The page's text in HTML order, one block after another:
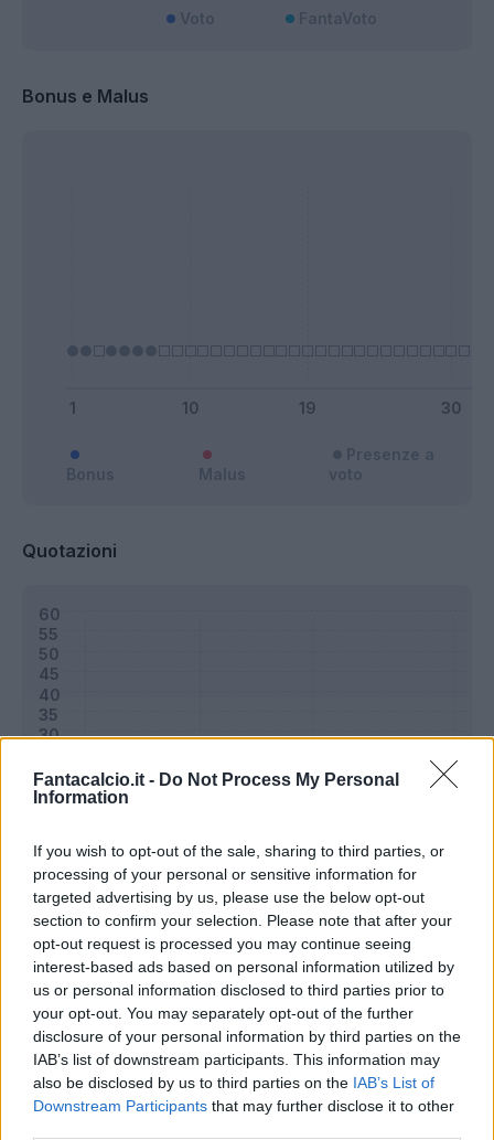
Fantacalcio.it - Do Not Process My Personal
Information
If you wish to opt-out of the sale, sharing to third parties, or
processing of your personal or sensitive information for
targeted advertising by us, please use the below opt-out
section to confirm your selection. Please note that after your
opt-out request is processed you may continue seeing
interest-based ads based on personal information utilized by
us or personal information disclosed to third parties prior to
your opt-out. You may separately opt-out of the further
disclosure of your personal information by third parties on the
IAB’s list of downstream participants. This information may
also be disclosed by us to third parties on the IAB’s List of
Downstream Participants that may further disclose it to other
Bonus e Malus
Quotazioni
Classic Mantra
Riepilogo stagione
Titolare 3 - 10%
Entrato 3 - 10%
Squalificato